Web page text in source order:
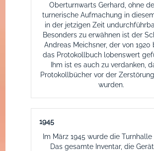
Oberturnwarts Gerhard, ohne
turnerische Aufmachung in
in der jetzigen Zeit
Besonders zu erwähnen ist der
Andreas Meichsner, der von 1920
das Protokollbuch lobenswert
Ihm ist es auch zu verdanken,
Protokollbücher vor der
wurden.
1945
Im März 1945 wurde die
Das gesamte Inventar, die